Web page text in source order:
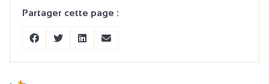
Partager cette page :